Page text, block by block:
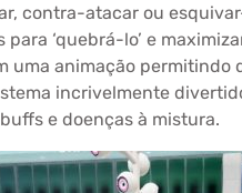
contra-atacar ou
‘quebrá-lo’ e
uma animação
incrivelmente
e doenças à mistura.